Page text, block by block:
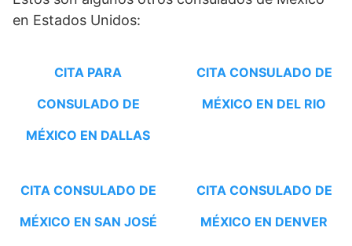
en Estados Unidos:
CITA PARA
CONSULADO DE
MÉXICO EN DALLAS
CITA CONSULADO DE
MÉXICO EN DEL RIO
CITA CONSULADO DE
MÉXICO EN SAN JOSÉ
CITA CONSULADO DE
MÉXICO EN DENVER